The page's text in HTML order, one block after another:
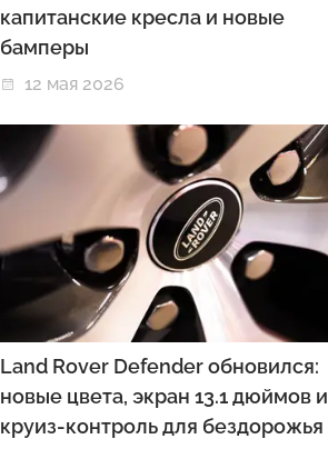
капитанские кресла и новые
бамперы
12 мая 2026
Land Rover Defender обновился:
новые цвета, экран 13.1 дюймов и
круиз-контроль для бездорожья